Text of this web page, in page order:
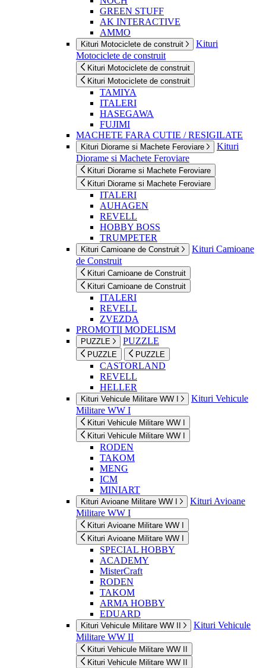
GREEN STUFF
AK INTERACTIVE
AMMO
Kituri Motociclete de construit
Kituri
Motociclete de construit
Kituri Motociclete de construit
Kituri Motociclete de construit
TAMIYA
ITALERI
HASEGAWA
FUJIMI
MACHETE FARA CUTIE / RESIGILATE
Kituri Diorame si Machete Feroviare
Kituri
Diorame si Machete Feroviare
Kituri Diorame si Machete Feroviare
Kituri Diorame si Machete Feroviare
ITALERI
AUHAGEN
REVELL
HOBBY BOSS
TRUMPETER
Kituri Camioane de Construit
Kituri Camioane
de Construit
Kituri Camioane de Construit
Kituri Camioane de Construit
ITALERI
REVELL
ZVEZDA
PROMOTII MODELISM
PUZZLE PUZZLE
PUZZLE PUZZLE
CASTORLAND
REVELL
HELLER
Kituri Vehicule Militare WW I
Kituri Vehicule
Militare WW I
Kituri Vehicule Militare WW I
Kituri Vehicule Militare WW I
RODEN
TAKOM
MENG
ICM
MINIART
Kituri Avioane Militare WW I
Kituri Avioane
Militare WW I
Kituri Avioane Militare WW I
Kituri Avioane Militare WW I
SPECIAL HOBBY
ACADEMY
MisterCraft
RODEN
TAKOM
ARMA HOBBY
EDUARD
Kituri Vehicule Militare WW II
Kituri Vehicule
Militare WW II
Kituri Vehicule Militare WW II
Kituri Vehicule Militare WW II